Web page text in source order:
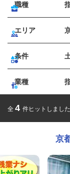
職種
エリア
条件
業種
全 4 件ヒットしました
京